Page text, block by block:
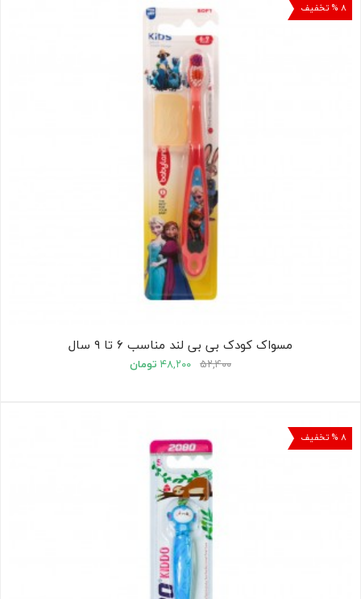
۸ % تخفیف
مسواک کودک بی بی لند مناسب ۶ تا ۹ سال
۵۲,۴۰۰ ۴۸,۲۰۰ تومان
۸ % تخفیف